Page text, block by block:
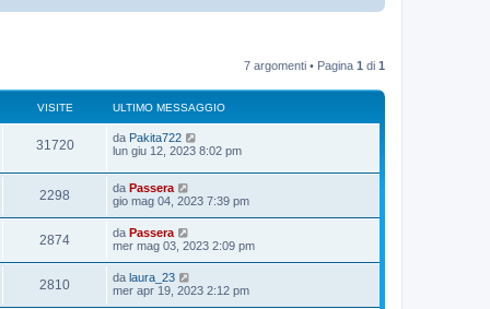
7 argomenti • Pagina 1 di 1
VISITE ULTIMO MESSAGGIO
31720V
i
U
l
i
m
o
m
e
s
s
a
g
g
i
da Pakita722
lun giu 12, 2023 8:02 pm
2298
i
U
l
m
o
m
e
s
s
da Passera
gio mag 04, 2023 7:39 pm
2874V
i
U
l
m
o
da Passera
mer mag 03, 2023 2:09 pm
2810V
U
l
da laura_23
mer apr 19, 2023 2:12 pm